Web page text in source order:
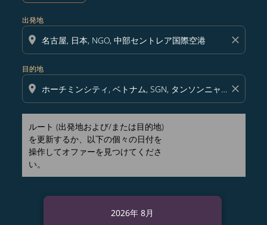
出発地
location_on close
目的地
location_on close
ルート (出発地および/または目的地)
を更新するか、以下の個々の日付を
操作してオファーを見つけてくださ
い。
2026年 8月